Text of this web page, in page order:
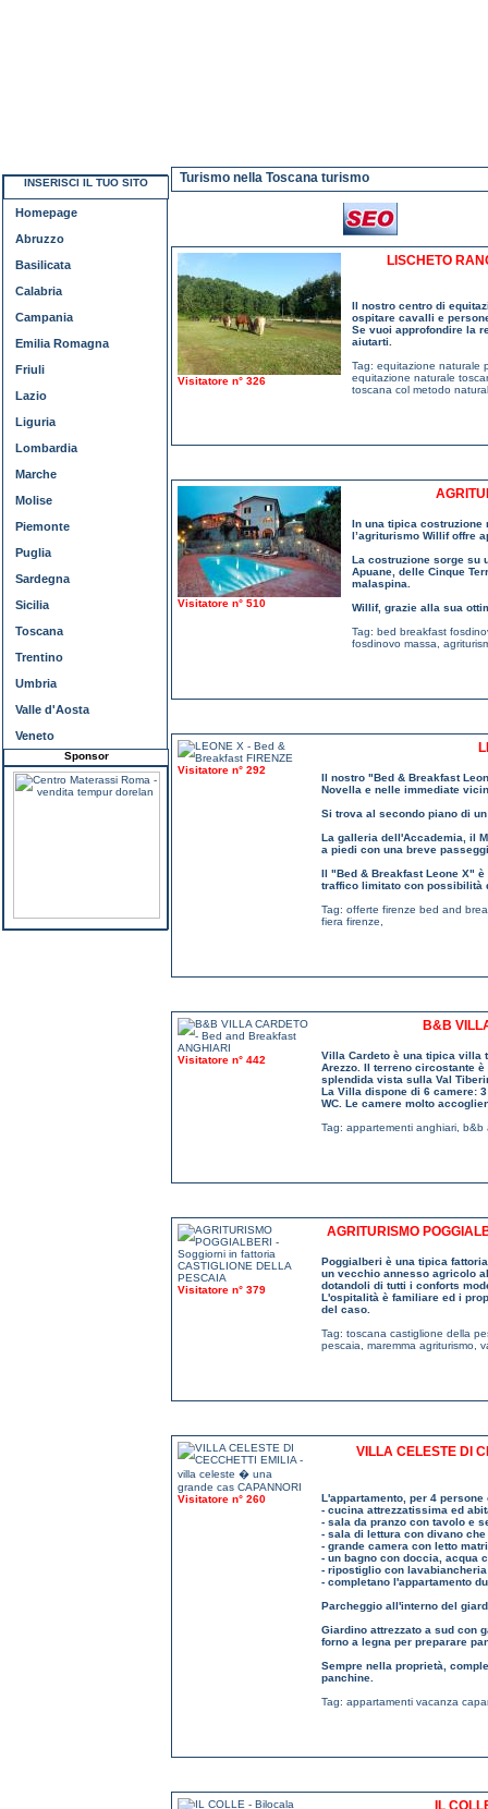
Turismo nella Toscana turismo
Visitatore n° 326
LISCHETO
Il nostro centro di
ospitare cavalli e
Se vuoi approfondire la
aiutarti.
Tag: equitazione naturale
equitazione naturale
toscana col metodo
Visitatore n° 510
In una tipica
l’agriturismo Willif offre
La costruzione sorge su
Apuane, delle Cinque
malaspina.
Willif, grazie alla sua
Tag: bed breakfast
fosdinovo massa
Visitatore n° 292
Il nostro "Bed & Breakfast
Novella e nelle immediate
Si trova al secondo piano di
La galleria dell'Accademia, il
a piedi con una breve
Il "Bed & Breakfast Leone X"
traffico limitato con possibilità
Tag: offerte firenze bed and
fiera firenze
Visitatore n° 442
B&B
Villa Cardeto è una tipica
Arezzo. Il terreno circostante
splendida vista sulla Val
La Villa dispone di 6 camere:
WC. Le camere molto
Tag: appartementi anghiari b&b
Visitatore n° 379
AGRITURISMO
Poggialberi è una tipica
un vecchio annesso agricolo
dotandoli di tutti i conforts
L'ospitalità è familiare ed i
del caso.
Tag: toscana castiglione della
pescaia
maremma agriturismo
Visitatore n° 260
VILLA CELESTE DI
L'appartamento, per 4
- cucina attrezzatissima ed
- sala da pranzo con tavolo e
- sala di lettura con divano
- grande camera con letto
- un bagno con doccia, acqua
- ripostiglio con
- completano l'appartamento
Parcheggio all'interno del
Giardino attrezzato a sud con
forno a legna per preparare
Sempre nella proprietà,
panchine.
Tag: appartamenti vacanza
IL
INSERISCI IL TUO SITO
Homepage
Abruzzo
Basilicata
Calabria
Campania
Emilia Romagna
Friuli
Lazio
Liguria
Lombardia
Marche
Molise
Piemonte
Puglia
Sardegna
Sicilia
Toscana
Trentino
Umbria
Valle d'Aosta
Veneto
Sponsor